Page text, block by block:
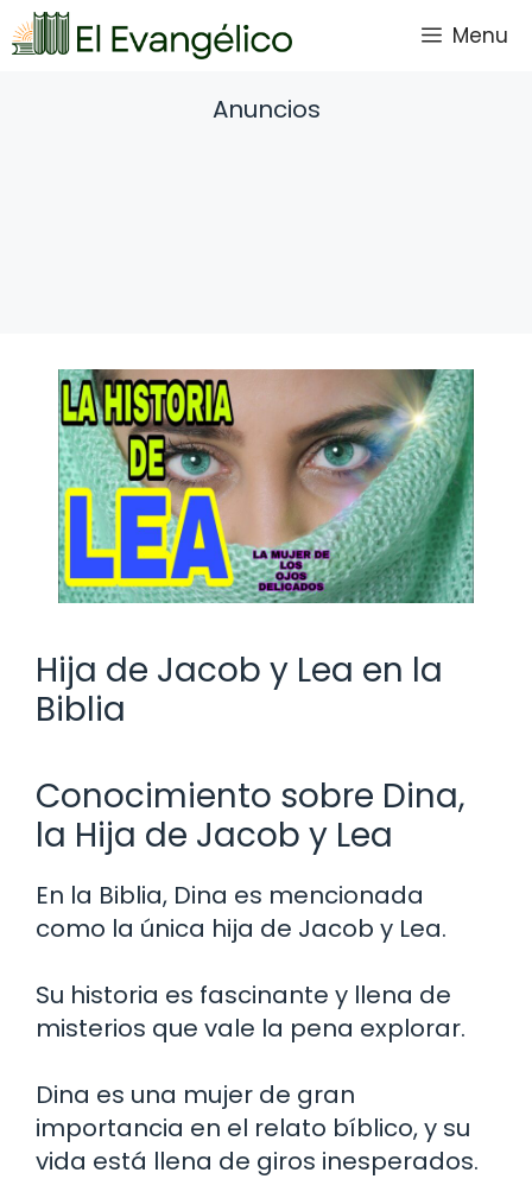
Saltar
al
Menu
Anuncios
Hija de Jacob y Lea en la
Biblia
Conocimiento sobre Dina,
la Hija de Jacob y Lea
En la Biblia, Dina es mencionada
como la única hija de Jacob y Lea.
Su historia es fascinante y llena de
misterios que vale la pena explorar.
Dina es una mujer de gran
importancia en el relato bíblico, y su
vida está llena de giros inesperados.